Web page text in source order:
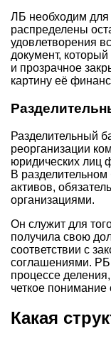
ЛБ необходим для
распределены
удовлетворения
документ,
и прозрачное
картину её
Разделительный
реорганизации
юридических лиц
В
активов,
организациями.
Он служит для
получила свою
соответствии с
соглашениями. РБ
процессе
четкое понимание
Какая